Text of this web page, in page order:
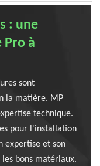
: une
Pro à
sont
la matière. MP
technique.
pour l'installation
expertise et son
bons matériaux.